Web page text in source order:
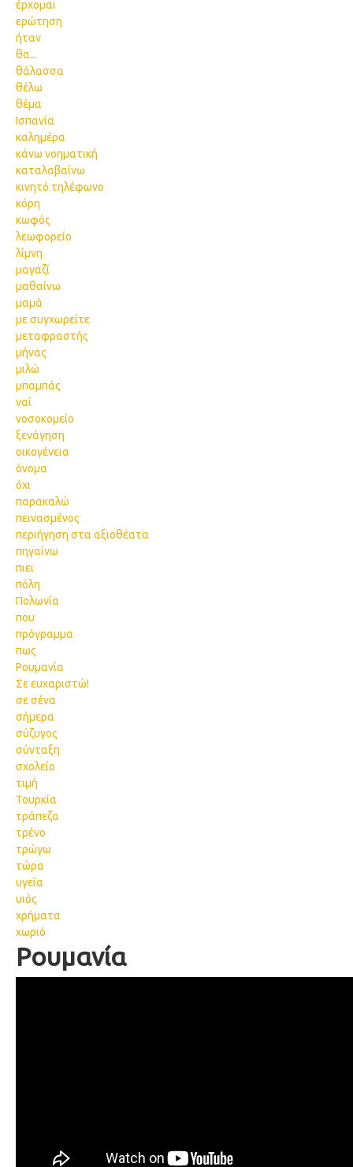
έρχομαι
ερώτηση
ήταν
θα...
θάλασσα
θέλω
θέμα
Ισπανία
καλημέρα
κάνω νοηματική
καταλαβαίνω
κινητό τηλέφωνο
κόρη
κωφός
λεωφορείο
λίμνη
μαγαζί
μαθαίνω
μαμά
με συγχωρείτε
μεταφραστής
μήνας
μιλώ
μπαμπάς
ναί
νοσοκομείο
ξενάγηση
οικογένεια
όνομα
όχι
παρακαλώ
πεινασμένος
περιήγηση στα αξιοθέατα
πηγαίνω
πιει
πόλη
Πολωνία
που
πρόγραμμα
πως
Ρουμανία
Σε ευχαριστώ!
σε σένα
σήμερα
σύζυγος
σύνταξη
σχολείο
τιμή
Τουρκία
τράπεζα
τρένο
τρώγω
τώρα
υγεία
υιός
χρήματα
χωριό
Ρουμανία